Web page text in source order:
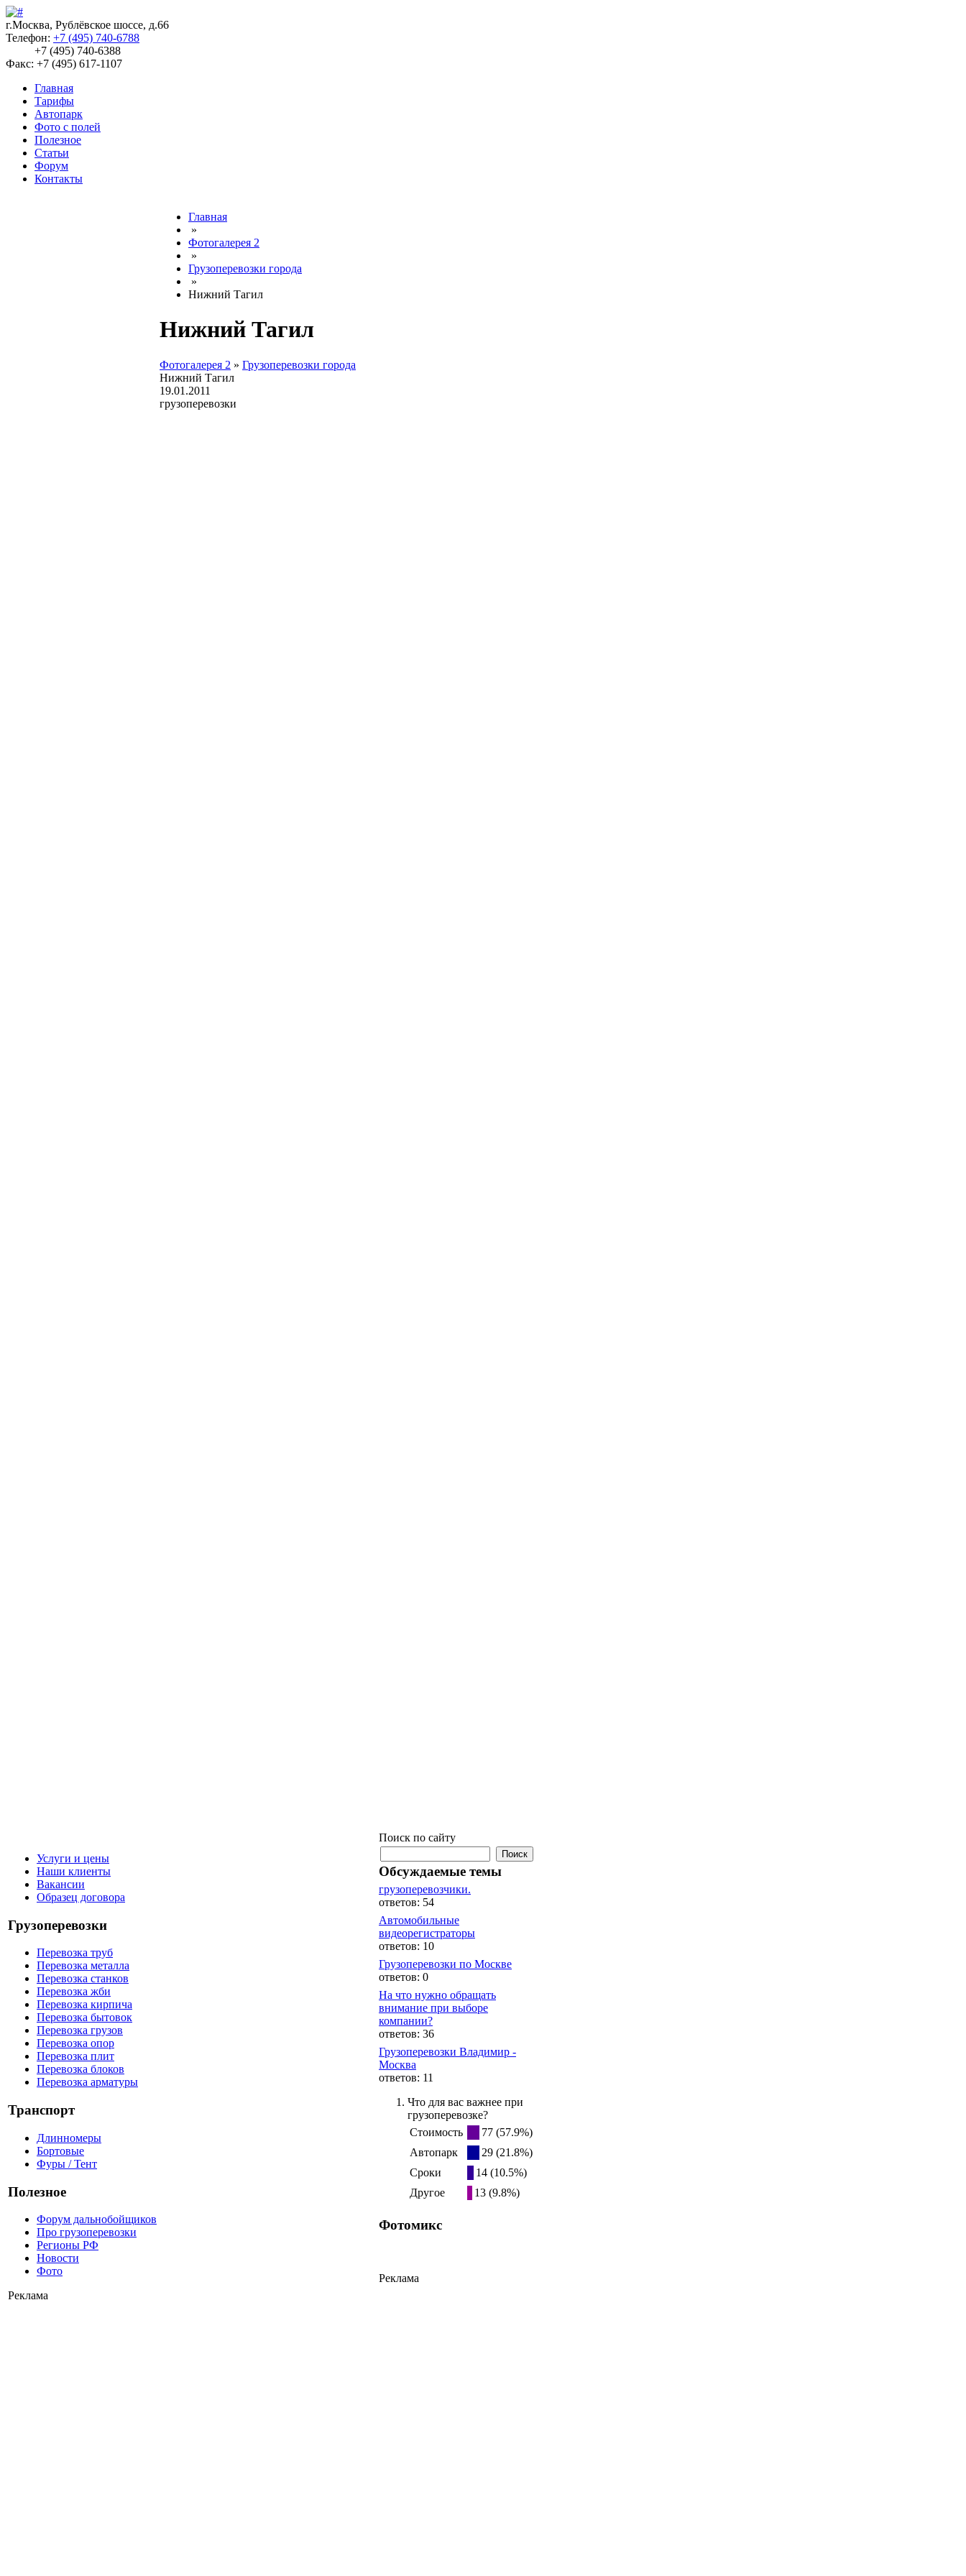
г.Москва, Рублёвское шоссе, д.66
Телефон: +7 (495) 740-6788
+7 (495) 740-6388
Факс: +7 (495) 617-1107
Главная
Тарифы
Автопарк
Фото с полей
Полезное
Статьи
Форум
Контакты
Услуги и цены
Наши клиенты
Вакансии
Образец договора
Грузоперевозки
Перевозка труб
Перевозка металла
Перевозка станков
Перевозка жби
Перевозка кирпича
Перевозка бытовок
Перевозка грузов
Перевозка опор
Перевозка плит
Перевозка блоков
Перевозка арматуры
Транспорт
Длинномеры
Бортовые
Фуры / Тент
Полезное
Форум дальнобойщиков
Про грузоперевозки
Регионы РФ
Новости
Фото
Реклама
Главная
»
Фотогалерея 2
»
Грузоперевозки города
»
Нижний Тагил
Нижний Тагил
Фотогалерея 2 » Грузоперевозки города
Нижний Тагил
19.01.2011
грузоперевозки
Поиск по сайту
Обсуждаемые темы
грузоперевозчики.
ответов: 54
Автомобильные
видеорегистраторы
ответов: 10
Грузоперевозки по Москве
ответов: 0
На что нужно обращать
внимание при выборе
компании?
ответов: 36
Грузоперевозки Владимир -
Москва
ответов: 11
Что для вас важнее при
грузоперевозке?
Стоимость
77 (57.9%)
Автопарк
29 (21.8%)
Сроки
14 (10.5%)
Другое
13 (9.8%)
Фотомикс
Реклама